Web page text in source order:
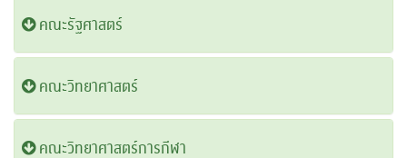
คณะรัฐศาสตร์
คณะวิทยาศาสตร์
คณะวิทยาศาสตร์การกีฬา